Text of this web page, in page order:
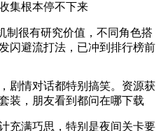
集根本停不下来
制很有研究价值，不同角色搭
闪避流打法，已冲到排行榜前
剧情对话都特别搞笑。资源获
装，朋友看到都问在哪下载
充满巧思，特别是夜间关卡要